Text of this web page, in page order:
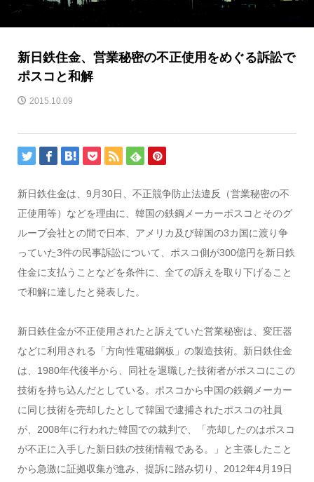
新日鉄住金、営業秘密の不正使用をめぐる訴訟で
ポスコと和解
2015.10.09
新日鉄住金は、9月30日、不正競争防止法違反（営業秘密の不
正使用等）などを理由に、韓国の鉄鋼メーカーポスコとそのグ
ループ会社との間で日本、アメリカ及び韓国の3カ国に渡り争
っていた3件の民事訴訟について、ポスコ側が300億円を新日鉄
住金に支払うことなどを条件に、全ての訴えを取り下げること
で和解に達したと発表した。
新日鉄住金が不正使用されたと訴えていた営業秘密は、変圧器
などに利用される「方向性電磁鋼板」の製造技術。新日鉄住金
は、1980年代後半から、同社を退職した技術者がポスコにこの
技術を持ち込んだとしている。ポスコから中国の鉄鋼メーカー
に同じ技術を売却したとして韓国で逮捕されたポスコの社員
が、2008年に行われた韓国での裁判で、「売却したのはポスコ
が不正に入手した新日鉄の技術情報である。」と主張したこと
から急激に証拠収集が進み、提訴に踏み切り、2012年4月19日